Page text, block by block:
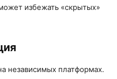
избежать «скрытых»
независимых платформах.